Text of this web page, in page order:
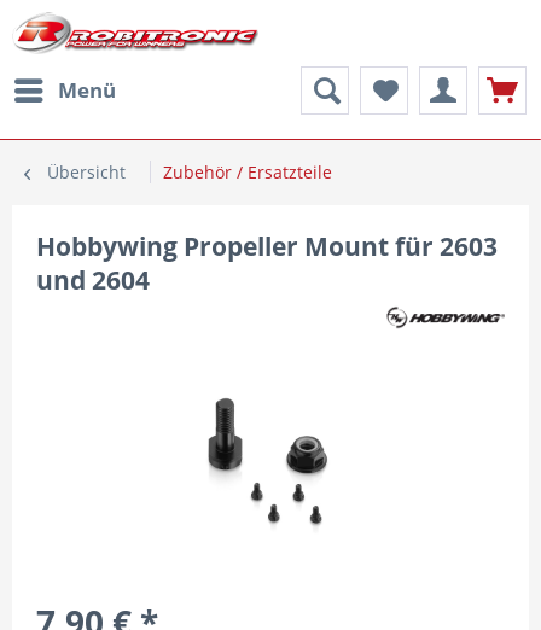
Menü
Übersicht Zubehör / Ersatzteile
Hobbywing Propeller Mount für 2603
und 2604